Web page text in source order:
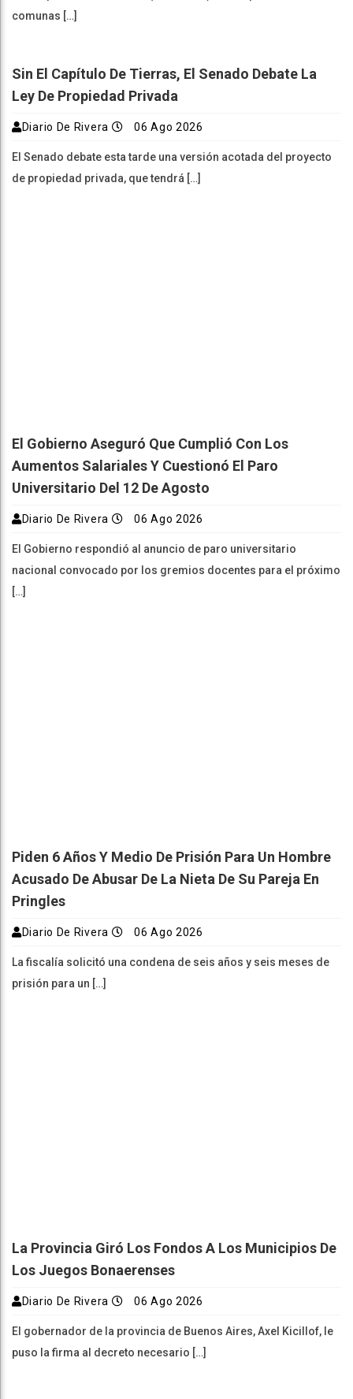
comunas […]
Sin El Capítulo De Tierras, El Senado Debate La
Ley De Propiedad Privada
Diario De Rivera 06 Ago 2026
El Senado debate esta tarde una versión acotada del proyecto
de propiedad privada, que tendrá […]
El Gobierno Aseguró Que Cumplió Con Los
Aumentos Salariales Y Cuestionó El Paro
Universitario Del 12 De Agosto
Diario De Rivera 06 Ago 2026
El Gobierno respondió al anuncio de paro universitario
nacional convocado por los gremios docentes para el próximo
[…]
Piden 6 Años Y Medio De Prisión Para Un Hombre
Acusado De Abusar De La Nieta De Su Pareja En
Pringles
Diario De Rivera 06 Ago 2026
La fiscalía solicitó una condena de seis años y seis meses de
prisión para un […]
La Provincia Giró Los Fondos A Los Municipios De
Los Juegos Bonaerenses
Diario De Rivera 06 Ago 2026
El gobernador de la provincia de Buenos Aires, Axel Kicillof, le
puso la firma al decreto necesario […]